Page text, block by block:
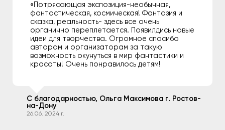
«Потрясающая экспозиция-необычная,
фантастическая, космическая! Фантазия и
сказка, реальность- здесь все очень
органично переплетается. Появилдись новые
идеи для творчества. Огромное спасибо
авторам и организаторам за такую
возможность окунуться в мир фантастики и
красоты! Очень понравилось детям!
С благодарностью, Ольга Максимова г. Ростов-
на-Дону
26.06. 2024 г.